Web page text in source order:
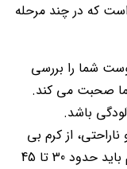
که در چند مرحله
شما را بررسی
شما صحبت می کند.
باشد.
از کرم بی
حسی موضعی استفاده می شود. کرم باید حدود 30 تا 45